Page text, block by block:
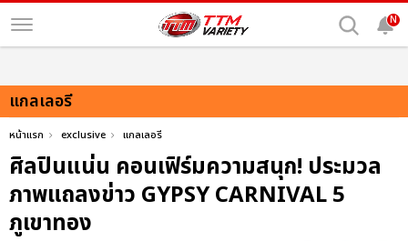
N
แกลเลอรี
หน้าแรก exclusive แกลเลอรี
ศิลปินแน่น คอนเฟิร์มความสนุก! ประมวล
ภาพแถลงข่าว GYPSY CARNIVAL 5
ภูเขาทอง